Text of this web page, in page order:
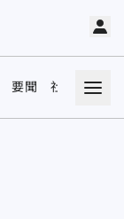
要聞 社會 娛樂